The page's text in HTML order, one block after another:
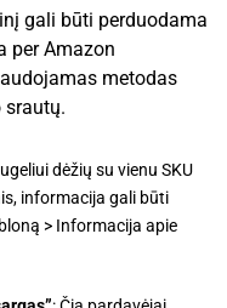
gali būti perduodama
per Amazon
metodas
srautų.
dėžių su vienu SKU
informacija gali būti
> Informacija apie